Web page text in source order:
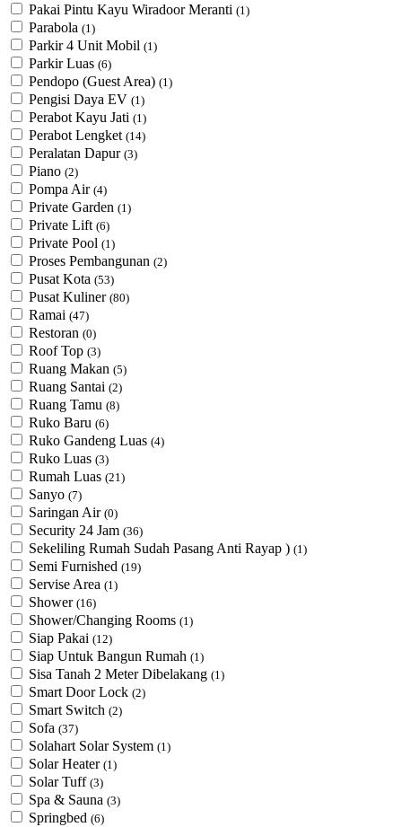
Pakai Pintu Kayu Wiradoor Meranti (1)
Parabola (1)
Parkir 4 Unit Mobil (1)
Parkir Luas (6)
Pendopo (Guest Area) (1)
Pengisi Daya EV (1)
Perabot Kayu Jati (1)
Perabot Lengket (14)
Peralatan Dapur (3)
Piano (2)
Pompa Air (4)
Private Garden (1)
Private Lift (6)
Private Pool (1)
Proses Pembangunan (2)
Pusat Kota (53)
Pusat Kuliner (80)
Ramai (47)
Restoran (0)
Roof Top (3)
Ruang Makan (5)
Ruang Santai (2)
Ruang Tamu (8)
Ruko Baru (6)
Ruko Gandeng Luas (4)
Ruko Luas (3)
Rumah Luas (21)
Sanyo (7)
Saringan Air (0)
Security 24 Jam (36)
Sekeliling Rumah Sudah Pasang Anti Rayap ) (1)
Semi Furnished (19)
Servise Area (1)
Shower (16)
Shower/Changing Rooms (1)
Siap Pakai (12)
Siap Untuk Bangun Rumah (1)
Sisa Tanah 2 Meter Dibelakang (1)
Smart Door Lock (2)
Smart Switch (2)
Sofa (37)
Solahart Solar System (1)
Solar Heater (1)
Solar Tuff (3)
Spa & Sauna (3)
Springbed (6)